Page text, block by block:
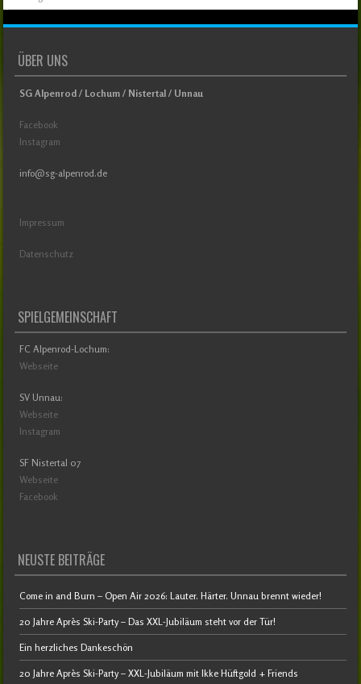
ÜBER UNS
SG Alpenrod / Lochum / Nistertal / Unnau
Facebook
Instagram
info@sg-alpenrod.de
Impressum
Datenschutz
SPIELGEMEINSCHAFT
FC Alpenrod-Lochum:
Webseite
SV Unnau:
Webseite
Instagram
SF Nistertal 07
Webseite
Facebook
NEUSTE BEITRÄGE
Come in and Burn – Open Air 2026: Lauter. Härter. Unnau brennt wieder!
20 Jahre Après Ski-Party – Das XXL-Jubiläum steht vor der Tür!
Ein herzliches Dankeschön
20 Jahre Après Ski-Party – XXL-Jubiläum mit Ikke Hüftgold + Friends